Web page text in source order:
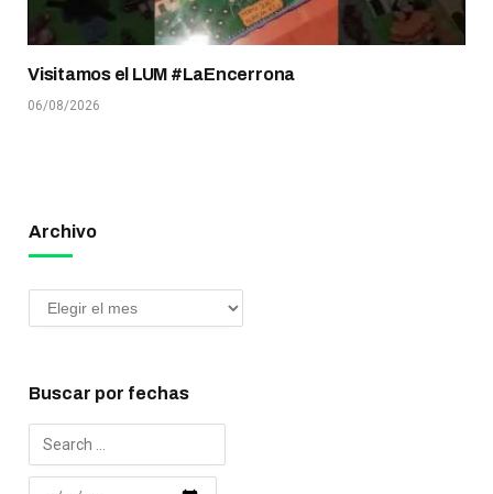
Visitamos el LUM #LaEncerrona
06/08/2026
Archivo
Buscar por fechas